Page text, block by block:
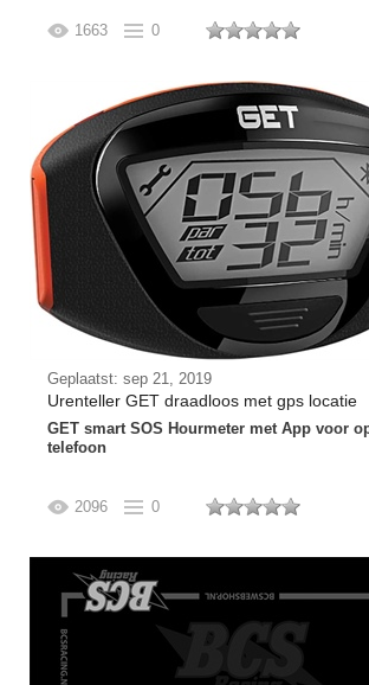
1663 0
Geplaatst: sep 21, 2019
Urenteller GET draadloos met gps locatie
GET smart SOS Hourmeter met App voor
telefoon
2096 0